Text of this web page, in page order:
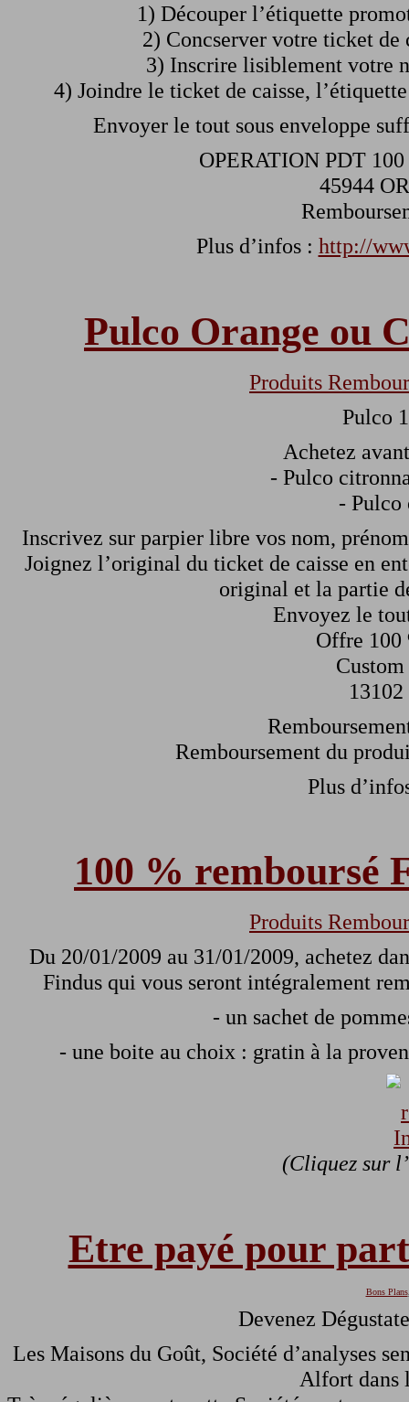
1) Découper l’étiquette
2) Concserver votre ticket de
3) Inscrire lisiblement votre
4) Joindre le ticket de caisse,
Envoyer le tout sous enveloppe
OPERATION PDT
45944
Plus d’infos : http://
Pulco Orange ou
Produits
Pulco
Achetez
- Pulco
- Pulco
Inscrivez sur parpier libre vos nom,
Joignez l’original du ticket de caisse en
original et la partie
Envoyez le
Offre 100
Remboursement du
Plus
100 % remboursé
Produits
Du 20/01/2009 au 31/01/2009, achetez
Findus qui vous seront intégralement
- un sachet de
- une boite au choix : gratin à la
(Cliquez sur
Etre payé pour
Bons Plans
Devenez
Les Maisons du Goût, Société d’analyses
Alfort dans